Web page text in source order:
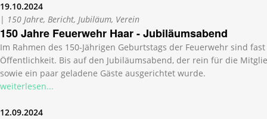
19.10.2024
| 150 Jahre, Bericht, Jubiläum, Verein
150 Jahre Feuerwehr Haar - Jubiläumsabend
Im Rahmen des 150-Jährigen Geburtstags der Feuerwehr sind
Öffentlichkeit. Bis auf den Jubiläumsabend, der rein für die
sowie ein paar geladene Gäste ausgerichtet wurde.
weiterlesen...
12.09.2024